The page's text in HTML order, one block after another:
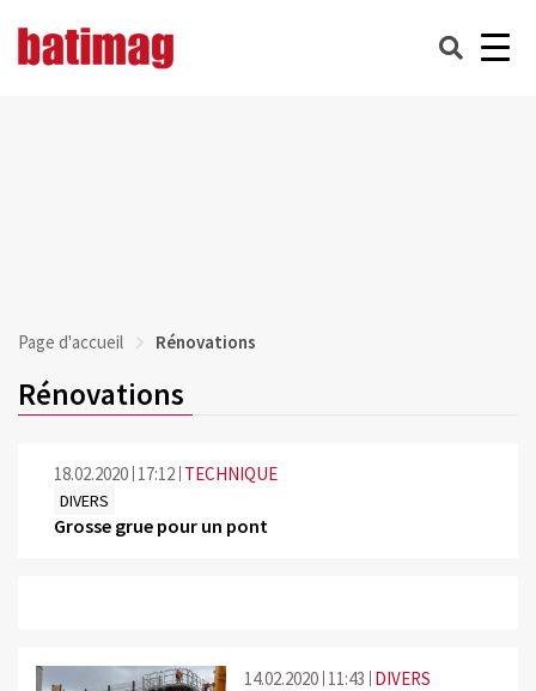
Page d'accueil Rénovations
Rénovations
18.02.2020 17:12 TECHNIQUE
DIVERS
Grosse grue pour un pont
14.02.2020 11:43 DIVERS